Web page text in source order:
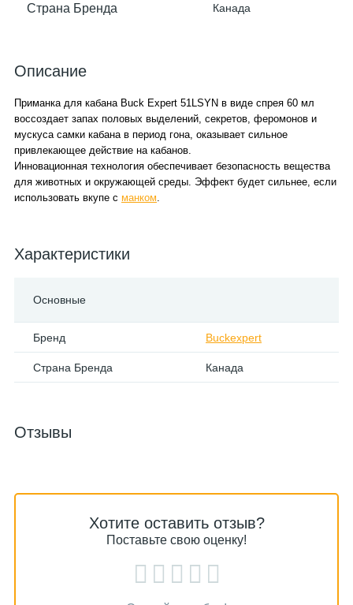
Страна Бренда Канада
Описание
Приманка для кабана Buck Expert 51LSYN в виде спрея 60 мл
воссоздает запах половых выделений, секретов, феромонов и
мускуса самки кабана в период гона, оказывает сильное
привлекающее действие на кабанов.
Инновационная технология обеспечивает безопасность вещества
для животных и окружающей среды. Эффект будет сильнее, если
использовать вкупе с манком.
Характеристики
Основные
Бренд Buckexpert
Страна Бренда Канада
Отзывы
Хотите оставить отзыв?
Поставьте свою оценку!